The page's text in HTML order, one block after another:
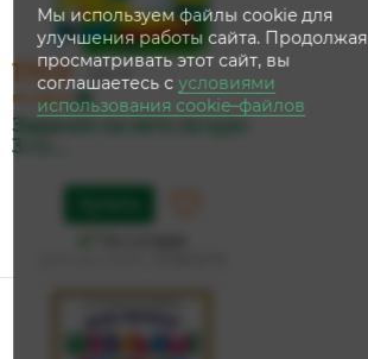
179 ₽ 189 ₽
по карте
Задания на лето за курс
3-го ...
Мы используем файлы cookie для
улучшения работы сайта. Продолжая
просматривать этот сайт, вы
соглашаетесь сусловиями
использования cookie–файлов